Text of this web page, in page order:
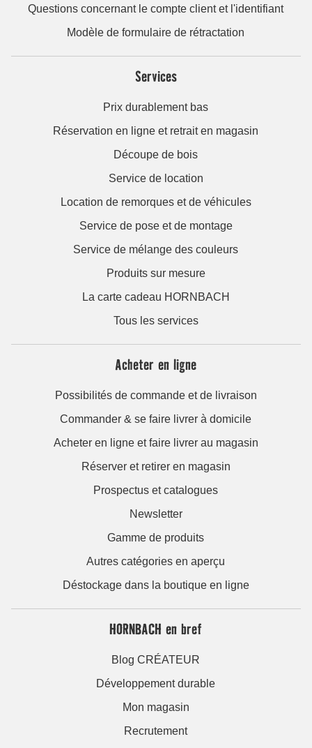
Questions concernant le compte client et l'identifiant
Modèle de formulaire de rétractation
Services
Prix durablement bas
Réservation en ligne et retrait en magasin
Découpe de bois
Service de location
Location de remorques et de véhicules
Service de pose et de montage
Service de mélange des couleurs
Produits sur mesure
La carte cadeau HORNBACH
Tous les services
Acheter en ligne
Possibilités de commande et de livraison
Commander & se faire livrer à domicile
Acheter en ligne et faire livrer au magasin
Réserver et retirer en magasin
Prospectus et catalogues
Newsletter
Gamme de produits
Autres catégories en aperçu
Déstockage dans la boutique en ligne
HORNBACH en bref
Blog CRÉATEUR
Développement durable
Mon magasin
Recrutement